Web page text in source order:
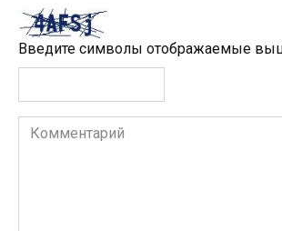
Введите символы отображаемые
Комментарий